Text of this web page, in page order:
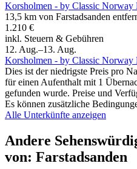
Korsholmen - by Classic Norway
13,5 km von Farstadsanden
1.210 €
inkl. Steuern & Gebühren
12. Aug.–13. Aug.
Korsholmen - by Classic Norway
Dies ist der niedrigste Preis pro
für einen Aufenthalt mit 1
gefunden wurde. Preise und
Es können zusätzliche
Alle Unterkünfte anzeigen
Andere
von: Farstadsanden